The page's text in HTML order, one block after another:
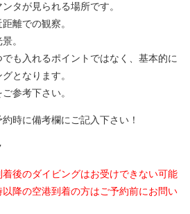
タが見られる場所です。
離での観察。
。
も入れるポイントではなく、基本的に
となります。
参考下さい。
時に備考欄にご記入下さい！
後のダイビングはお受けできない可能
降の空港到着の方はご予約前にお問い